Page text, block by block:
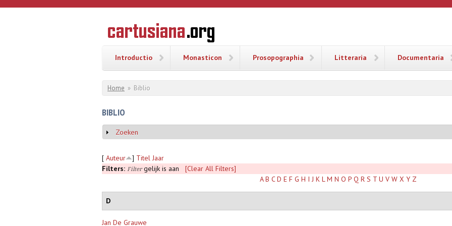
Overslaan en naar de inhoud gaan
CARTUSIANA
Geschiedenis
van de
Introductio Monasticon Prosopographia Litteraria Documentaria
U bent hier
Home » Biblio
BIBLIO
Weergeven
Zoeken
[ Auteur ] Titel Jaar
Filters: Filtergelijk is aan
[Clear All Filters]
A B C D E F G H I J K L M N O P Q R S T U V W X Y Z
D
Jan De Grauwe